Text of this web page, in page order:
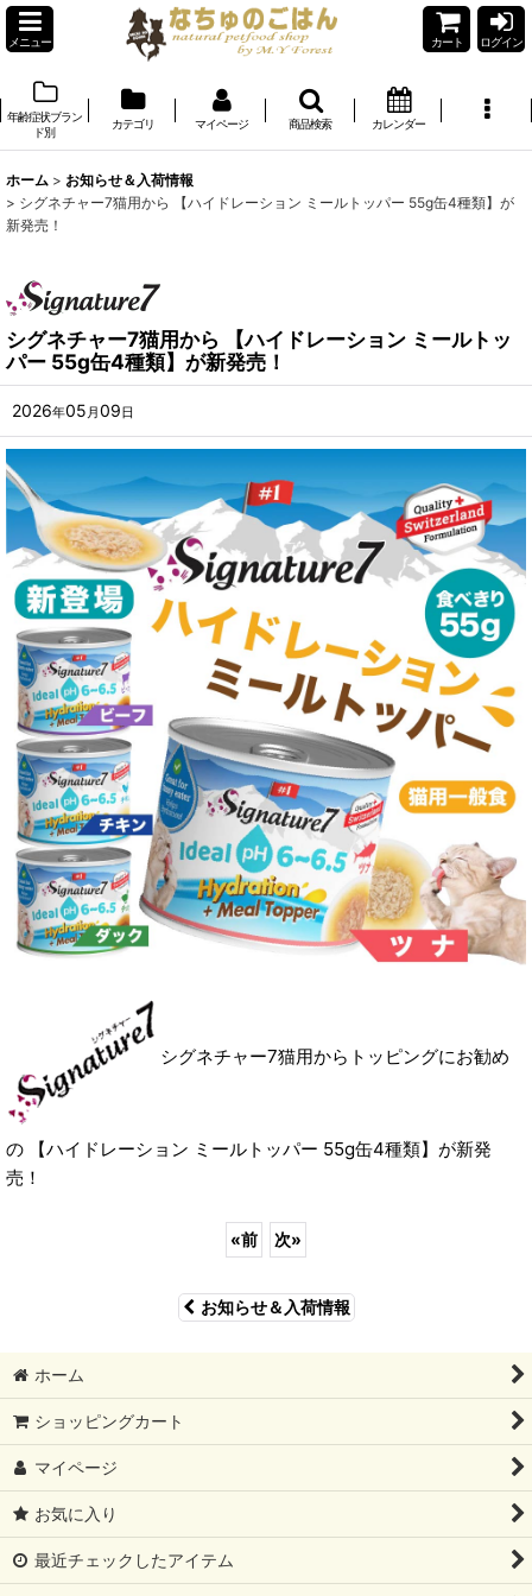
メニュー カート ログイン
年齢症状ブラン
ド別
カテゴリ マイページ 商品検索 カレンダー
ホーム > お知らせ＆入荷情報
> シグネチャー7猫用から 【ハイドレーション ミールトッパー 55g缶4種類】が
新発売！
シグネチャー7猫用から 【ハイドレーション ミールトッ
パー 55g缶4種類】が新発売！
2026年05 月09日
シグネチャー7猫用からトッピングにお勧め
の 【ハイドレーション ミールトッパー 55g缶4種類】が新発
売！
«前 次»
お知らせ＆入荷情報
ホーム
ショッピングカート
マイページ
お気に入り
最近チェックしたアイテム